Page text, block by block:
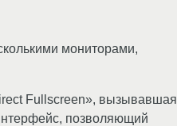
мониторами,
Fullscreen», вызывавшая
позволяющий